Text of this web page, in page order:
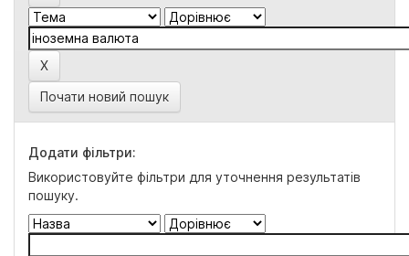
Почати новий пошук
Додати фільтри:
Використовуйте фільтри для уточнення результатів
пошуку.